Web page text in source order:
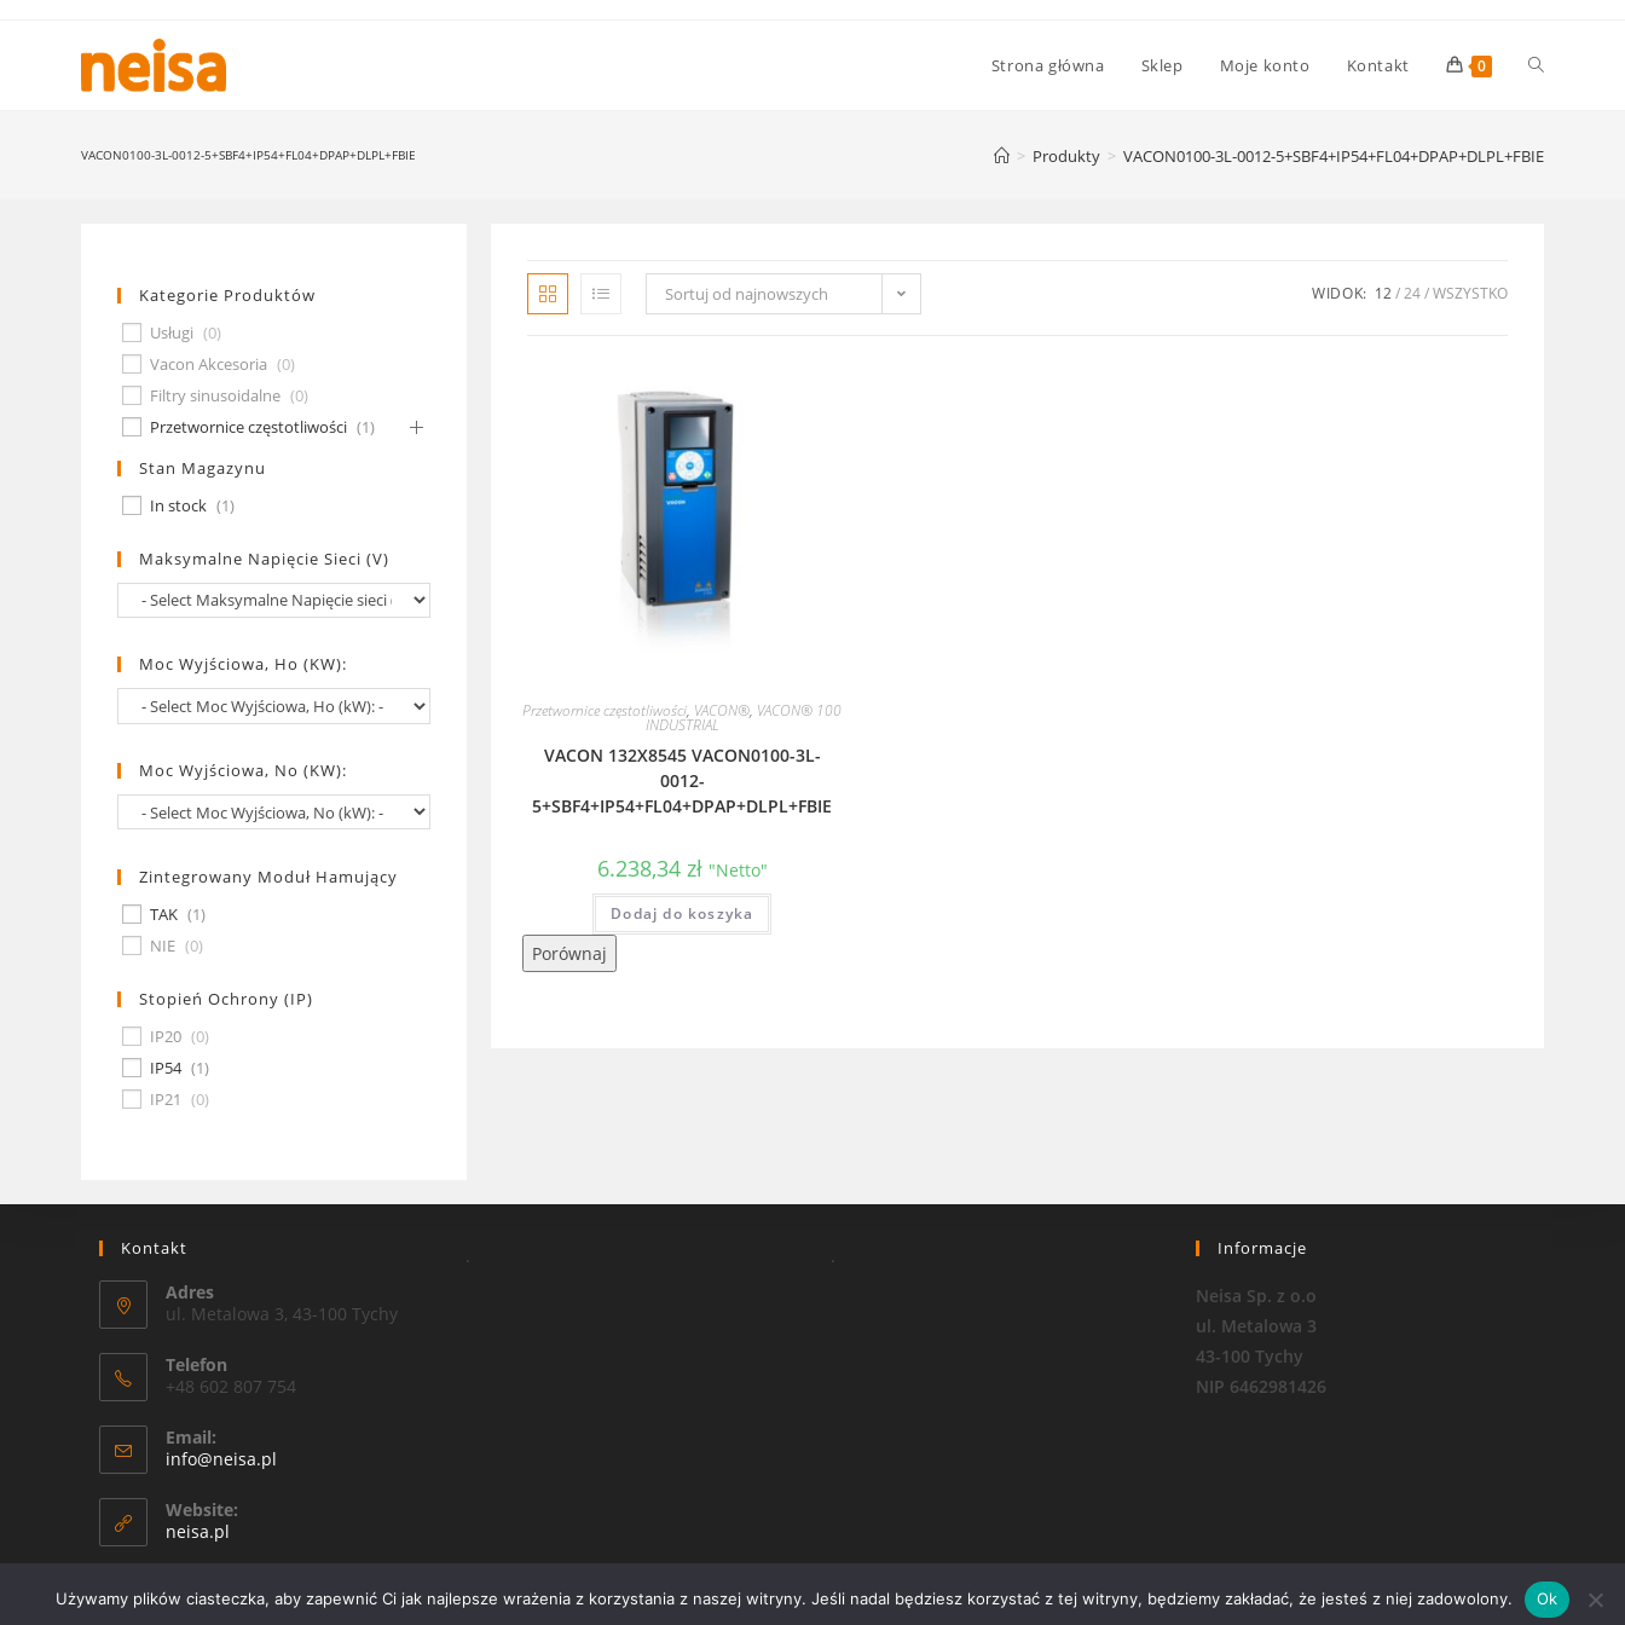
Strona główna Sklep Moje konto Kontakt 0 Toggle
website
VACON0100-3L-0012-5+SBF4+IP54+FL04+DPAP+DLPL+FBIE > Produkty > VACON0100-3L-0012-5+SBF4+IP54+FL04+DPAP+DLPL+FBIE
Sortuj od najnowszych WIDOK: 12 24 WSZYSTKO
Przetwornice częstotliwości, VACON®, VACON® 100
INDUSTRIAL
VACON 132X8545 VACON0100-3L-
0012-
5+SBF4+IP54+FL04+DPAP+DLPL+FBIE
6.238,34 zł "Netto"
Dodaj do koszyka
Porównaj
Kategorie Produktów
Usługi (0)
Vacon Akcesoria (0)
Filtry sinusoidalne (0)
Przetwornice częstotliwości (1)
Stan Magazynu
In stock (1)
Maksymalne Napięcie Sieci (V)
Moc Wyjściowa, Ho (kW):
Moc Wyjściowa, No (kW):
Zintegrowany Moduł Hamujący
TAK (1)
NIE (0)
Stopień Ochrony (IP)
IP20 (0)
IP54 (1)
IP21 (0)
Kontakt
Adres
ul. Metalowa 3, 43-100 Tychy
Telefon
+48 602 807 754
Email:
info@neisa.pl
Website:
neisa.pl
. . Informacje
Neisa Sp. z o.o
ul. Metalowa 3
43-100 Tychy
NIP 6462981426
RODO i polityka prywatności Regulamin sklepu internetowego
Copyright 2026 - OceanWP Theme by Neisa Sp. Z o. o.
Używamy plików ciasteczka, aby zapewnić Ci jak najlepsze wrażenia z korzystania z naszej witryny. Jeśli nadal będziesz korzystać z tej witryny, będziemy zakładać, że jesteś z niej zadowolony. Ok